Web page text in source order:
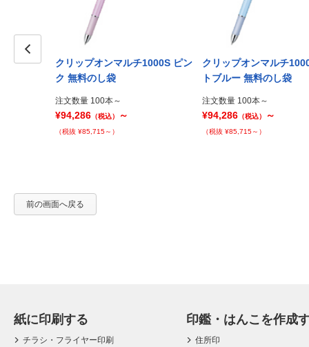
黒
クリップオンマルチ1000S ピン
ク 無料のし袋
注文数量 100本～
¥94,286 （税込） ～
（税抜 ¥85,715～）
クリップオンマルチ
トブルー 無料のし袋
注文数量 100本～
¥94,286 （税込） ～
（税抜 ¥85,715～）
前の画面へ戻る
紙に印刷する
チラシ・フライヤー印刷
印鑑・はんこを作成
住所印